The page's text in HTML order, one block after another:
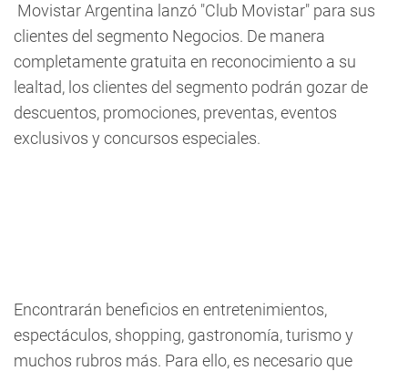
Movistar Argentina lanzó "Club Movistar" para sus
clientes del segmento Negocios. De manera
completamente gratuita en reconocimiento a su
lealtad, los clientes del segmento podrán gozar de
descuentos, promociones, preventas, eventos
exclusivos y concursos especiales.
Encontrarán beneficios en entretenimientos,
espectáculos, shopping, gastronomía, turismo y
muchos rubros más. Para ello, es necesario que